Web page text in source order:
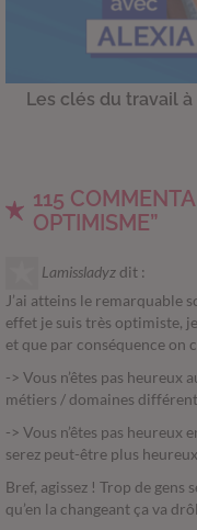
Les clés du travail
115
OPTIMISME”
Lamissladyz dit :
J’ai atteins le remarquable
effet je suis très optimiste,
et que par conséquence on
-> Vous n’êtes pas heureux
métiers / domaines
-> Vous n’êtes pas heureux
serez peut-être plus
Bref, agissez ! Trop de gens
qu’en la changeant ça va